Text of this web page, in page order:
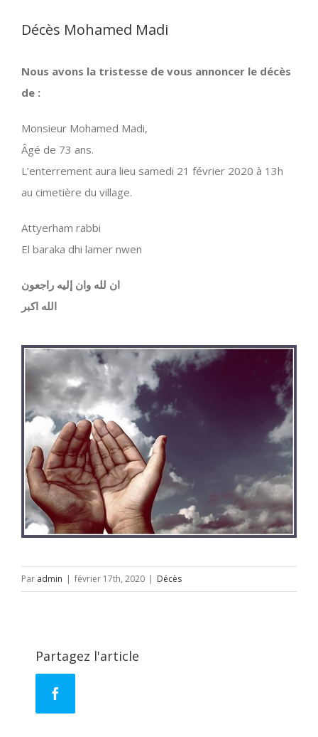
Décès Mohamed Madi
Nous avons la tristesse de vous annoncer le décès
de :
Monsieur Mohamed Madi,
Âgé de 73 ans.
L’enterrement aura lieu samedi 21 février 2020 à 13h
au cimetière du village.
Attyerham rabbi
El baraka dhi lamer nwen
ان لله وان إليه راجعون
Par admin | février 17th, 2020 | Décès
Partagez l'article